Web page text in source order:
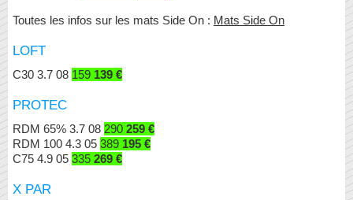
Toutes les infos sur les mats Side On : Mats Side On
LOFT
C30 3.7 08 159 139 €
PROTEC
RDM 65% 3.7 08 290 259 €
RDM 100 4.3 05 389 195 €
C75 4.9 05 335 269 €
X PAR